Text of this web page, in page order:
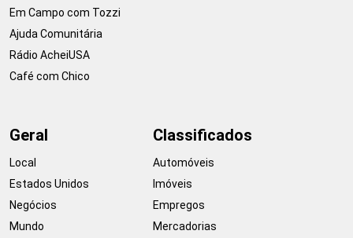
Em Campo com Tozzi
Ajuda Comunitária
Rádio AcheiUSA
Café com Chico
Geral
Local
Estados Unidos
Negócios
Mundo
Classificados
Automóveis
Imóveis
Empregos
Mercadorias